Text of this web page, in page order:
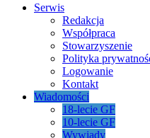
Serwis
Redakcja
Współpraca
Stowarzyszenie
Polityka
Logowanie
Kontakt
Wiadomości
18-lecie GF
10-lecie GF
Wywiady